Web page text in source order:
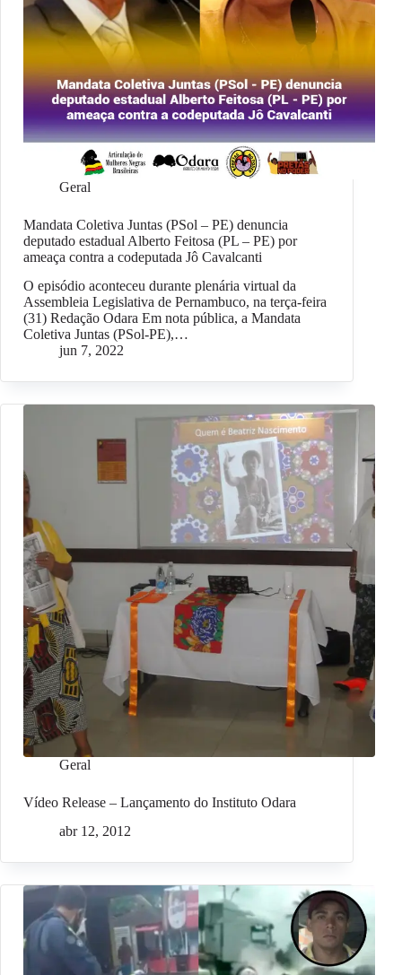
Geral
Mandata Coletiva Juntas (PSol – PE) denuncia
deputado estadual Alberto Feitosa (PL – PE) por
ameaça contra a codeputada Jô Cavalcanti
O episódio aconteceu durante plenária virtual da
Assembleia Legislativa de Pernambuco, na terça-feira
(31) Redação Odara Em nota pública, a Mandata
Coletiva Juntas (PSol-PE),…
jun 7, 2022
Geral
Vídeo Release – Lançamento do Instituto Odara
abr 12, 2012